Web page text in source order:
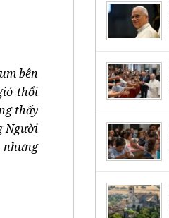
bên
thổi
thấy
Người
nhưng